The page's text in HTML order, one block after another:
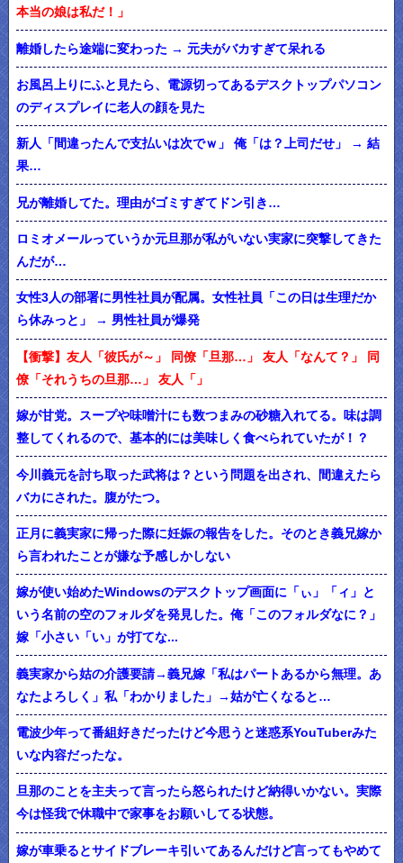
本当の娘は私だ！」
離婚したら途端に変わった → 元夫がバカすぎて呆れる
お風呂上りにふと見たら、電源切ってあるデスクトップパソコン
のディスプレイに老人の顔を見た
新人「間違ったんで支払いは次でｗ」 俺「は？上司だせ」 → 結
果…
兄が離婚してた。理由がゴミすぎてドン引き…
ロミオメールっていうか元旦那が私がいない実家に突撃してきた
んだが…
女性3人の部署に男性社員が配属。女性社員「この日は生理だか
ら休みっと」 → 男性社員が爆発
【衝撃】友人「彼氏が～」 同僚「旦那…」 友人「なんて？」 同
僚「それうちの旦那…」 友人「」
嫁が甘党。スープや味噌汁にも数つまみの砂糖入れてる。味は調
整してくれるので、基本的には美味しく食べられていたが！？
今川義元を討ち取った武将は？という問題を出され、間違えたら
バカにされた。腹がたつ。
正月に義実家に帰った際に妊娠の報告をした。そのとき義兄嫁か
ら言われたことが嫌な予感しかしない
嫁が使い始めたWindowsのデスクトップ画面に「ぃ」「ィ」と
いう名前の空のフォルダを発見した。俺「このフォルダなに？」
嫁「小さい「い」が打てな...
義実家から姑の介護要請→義兄嫁「私はパートあるから無理。あ
なたよろしく」私「わかりました」→姑が亡くなると…
電波少年って番組好きだったけど今思うと迷惑系YouTuberみた
いな内容だったな。
旦那のことを主夫って言ったら怒られたけど納得いかない。実際
今は怪我で休職中で家事をお願いしてる状態。
嫁が車乗るとサイドブレーキ引いてあるんだけど言ってもやめて